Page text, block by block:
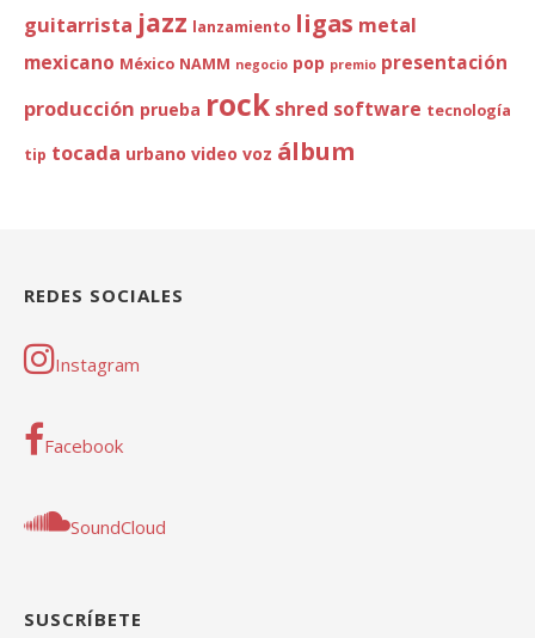
guitarrista jazz lanzamiento ligas metal
mexicano México NAMM negocio pop premio presentación
producción prueba rock shred software tecnología
tip tocada urbano video voz álbum
REDES SOCIALES
Instagram
Facebook
SoundCloud
SUSCRÍBETE